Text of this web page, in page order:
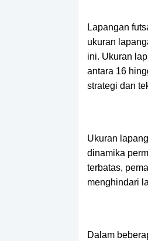
Lapangan
ukuran
ini. Ukuran
antara 16
strategi dan
Ukuran
dinamika
terbatas,
menghindari
Dalam